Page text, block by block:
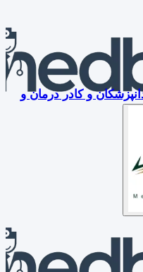
و کادر درمان و